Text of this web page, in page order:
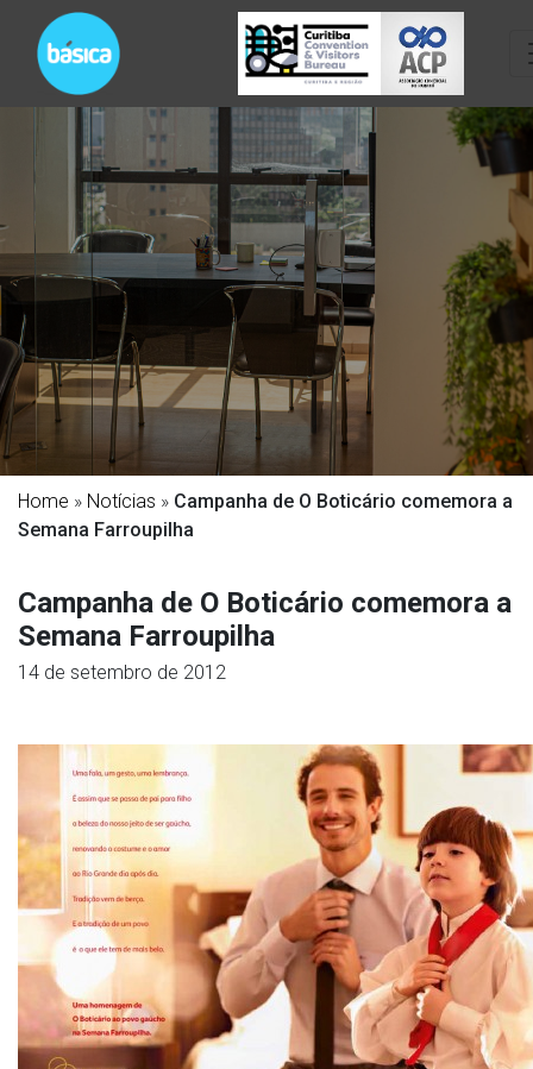
Home » Notícias » Campanha de O Boticário comemora a
Semana Farroupilha
Campanha de O Boticário comemora a
Semana Farroupilha
14 de setembro de 2012